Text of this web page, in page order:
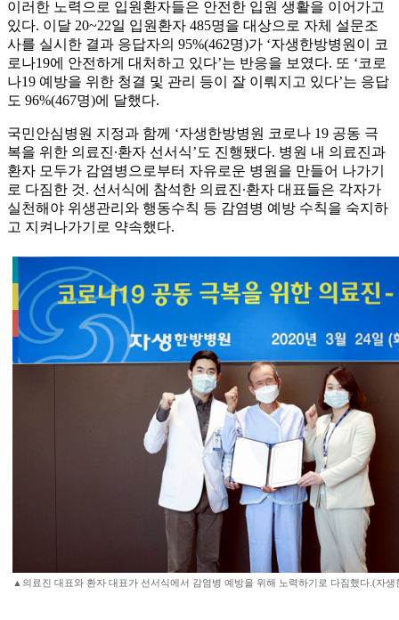
이러한 노력으로 입원환자들은 안전한 입원 생활을 이어가고
있다. 이달 20~22일 입원환자 485명을 대상으로 자체 설문조
사를 실시한 결과 응답자의 95%(462명)가 ‘자생한방병원이 코
로나19에 안전하게 대처하고 있다’는 반응을 보였다. 또 ‘코로
나19 예방을 위한 청결 및 관리 등이 잘 이뤄지고 있다’는 응답
도 96%(467명)에 달했다.
국민안심병원 지정과 함께 ‘자생한방병원 코로나 19 공동 극
복을 위한 의료진∙환자 선서식’도 진행됐다. 병원 내 의료진과
환자 모두가 감염병으로부터 자유로운 병원을 만들어 나가기
로 다짐한 것. 선서식에 참석한 의료진∙환자 대표들은 각자가
실천해야 위생관리와 행동수칙 등 감염병 예방 수칙을 숙지하
고 지켜나가기로 약속했다.
▲의료진 대표와 환자 대표가 선서식에서 감염병 예방을 위해 노력하기로 다짐했다.(자생